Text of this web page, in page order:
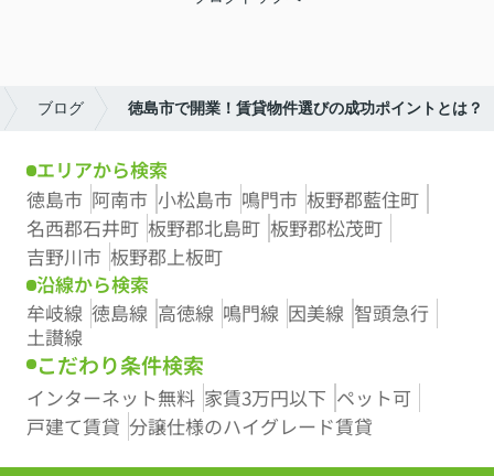
ブログ 徳島市で開業！賃貸物件選びの成功ポイントとは？
エリアから検索
徳島市 阿南市 小松島市 鳴門市 板野郡藍住町
名西郡石井町 板野郡北島町 板野郡松茂町
吉野川市 板野郡上板町
沿線から検索
牟岐線 徳島線 高徳線 鳴門線 因美線 智頭急行
土讃線
こだわり条件検索
インターネット無料 家賃3万円以下 ペット可
戸建て賃貸 分譲仕様のハイグレード賃貸